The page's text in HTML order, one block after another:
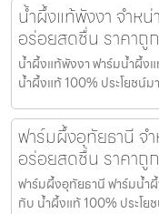
น้ำผึ้งแท้พังงา จำห
อร่อยสดชื่น ราคาถูก
น้ำผึ้งแท้พังงา ฟาร์มน้ำผึ้ง
น้ำผึ้งแท้ 100% ประโยชน์ม
ฟาร์มผึ้งอุทัยธานี จ
อร่อยสดชื่น ราคาถูก
ฟาร์มผึ้งอุทัยธานี ฟาร์มน้ำ
กับ น้ำผึ้งแท้ 100% ประโย